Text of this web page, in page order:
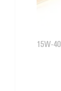
15W-40